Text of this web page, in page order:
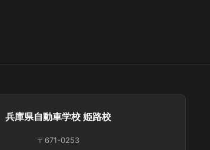
兵庫県自動車学校 姫路校
〒671-0253